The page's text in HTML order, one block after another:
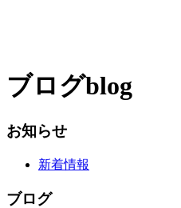
ブログblog
お知らせ
新着情報
ブログ